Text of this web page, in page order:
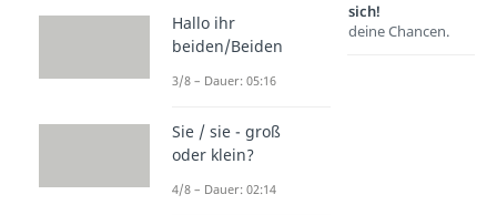
Lernen lohnt sich!
Entdecke hier deine Chancen.
Hallo ihr
beiden/Beiden
3/8 – Dauer: 05:16
Sie / sie - groß
oder klein?
4/8 – Dauer: 02:14